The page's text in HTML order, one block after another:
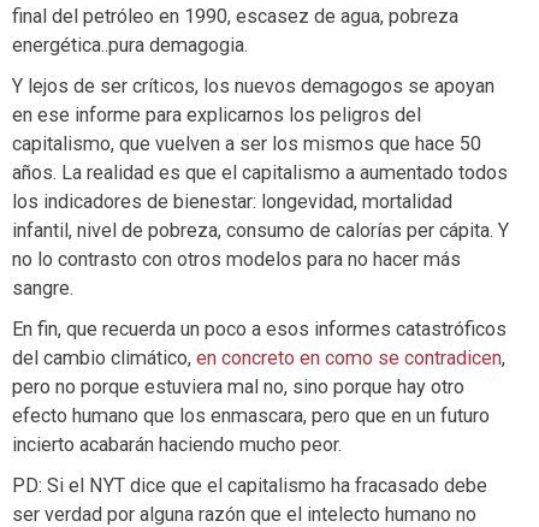
final del petróleo en 1990, escasez de agua, pobreza
energética..pura demagogia.
Y lejos de ser críticos, los nuevos demagogos se apoyan
en ese informe para explicarnos los peligros del
capitalismo, que vuelven a ser los mismos que hace 50
años. La realidad es que el capitalismo a aumentado todos
los indicadores de bienestar: longevidad, mortalidad
infantil, nivel de pobreza, consumo de calorías per cápita. Y
no lo contrasto con otros modelos para no hacer más
sangre.
En fin, que recuerda un poco a esos informes catastróficos
del cambio climático, en concreto en como se contradicen,
pero no porque estuviera mal no, sino porque hay otro
efecto humano que los enmascara, pero que en un futuro
incierto acabarán haciendo mucho peor.
PD: Si el NYT dice que el capitalismo ha fracasado debe
ser verdad por alguna razón que el intelecto humano no